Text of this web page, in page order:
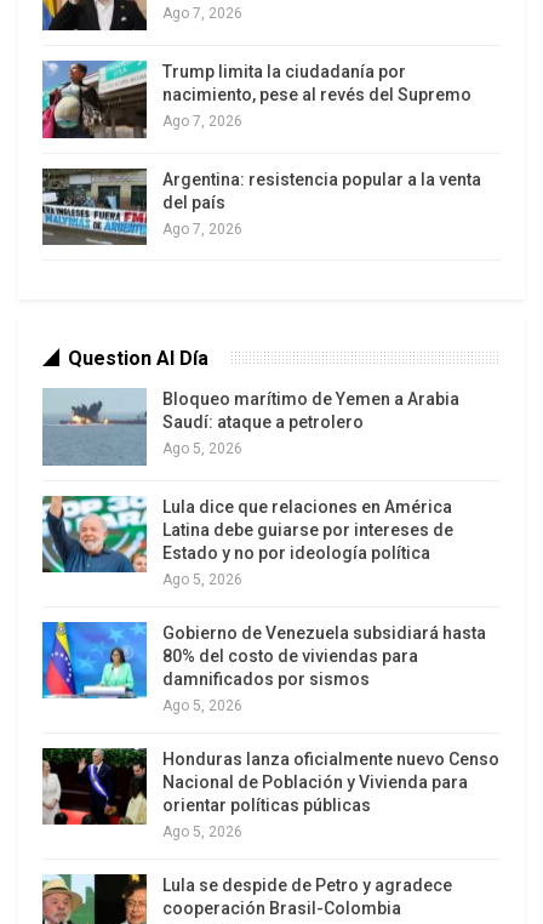
aniversario de este organismo».
En otro orden de ideas aclaró que «acompañamos
el esfuerzo que están haciendo países como
Bolivia, Ecuador, Uruguay por intentar que el
que la Comisión y la Corte vuelvan a retomar los
valores y principios que la sustentan, pero no
Ago 7, 2026
Trump limita la ciudadanía por
nacimiento, pese al revés del Supremo
Ago 7, 2026
Argentina: resistencia popular a la venta
del país
Ago 7, 2026
Question Al Día
Bloqueo marítimo de Yemen a Arabia
Saudí: ataque a petrolero
Ago 5, 2026
Lula dice que relaciones en América
Latina debe guiarse por intereses de
Estado y no por ideología política
Ago 5, 2026
Gobierno de Venezuela subsidiará hasta
80% del costo de viviendas para
damnificados por sismos
Ago 5, 2026
Honduras lanza oficialmente nuevo Censo
Nacional de Población y Vivienda para
orientar políticas públicas
Ago 5, 2026
Lula se despide de Petro y agradece
cooperación Brasil-Colombia